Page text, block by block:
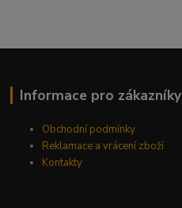
Informace pro zákazníky
Obchodní podmínky
Reklamace a vrácení zboží
Kontakty